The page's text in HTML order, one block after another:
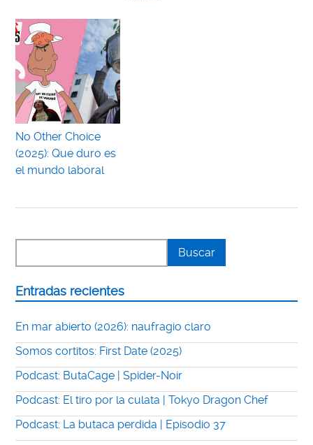
No Other Choice
(2025): Que duro es
el mundo laboral
Entradas recientes
En mar abierto (2026): naufragio claro
Somos cortitos: First Date (2025)
Podcast: ButaCage | Spider-Noir
Podcast: El tiro por la culata | Tokyo Dragon Chef
Podcast: La butaca perdida | Episodio 37